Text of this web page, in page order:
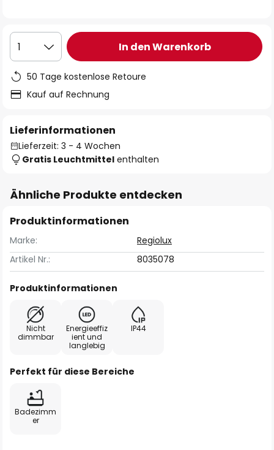
1 In den Warenkorb
50 Tage kostenlose Retoure
Kauf auf Rechnung
Lieferinformationen
Lieferzeit: 3 - 4 Wochen
Gratis Leuchtmittel enthalten
Ähnliche Produkte entdecken
Produktinformationen
Marke:
Regiolux
Artikel Nr.:
8035078
Produktinformationen
Nicht
dimmbar
Energieeffiz
ient und
langlebig
IP44
Perfekt für diese Bereiche
Badezimm
er